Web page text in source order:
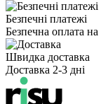
Безпечні платежі
Безпечна оплата на
Швидка доставка
Доставка 2-3 дні